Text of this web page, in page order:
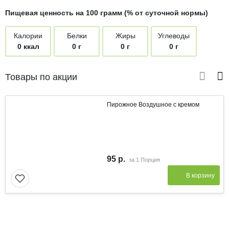
Пищевая ценность на 100 грамм (% от суточной нормы)
Калории
0 ккал
Белки
0 г
Жиры
0 г
Углеводы
0 г
Товары по акции
Пирожное Воздушное с кремом
95 р. за 1 Порция
В корзину